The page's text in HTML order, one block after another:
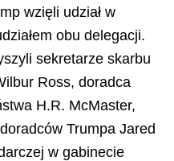
wzięli udział w
obu delegacji.
sekretarze skarbu
Ross, doradca
H.R. McMaster,
Trumpa Jared
w gabinecie